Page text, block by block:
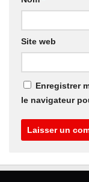
Site web
Enregistrer
le navigateur